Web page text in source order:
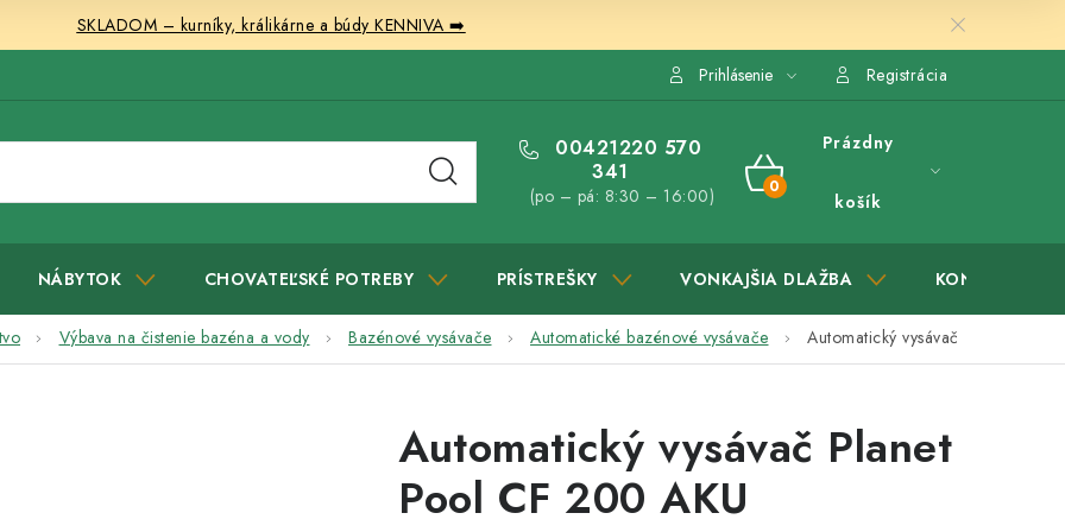
SKLADOM – kurníky, králikárne a búdy KENNIVA ➡️
Prihlásenie Registrácia
00421220 570
341
(po – pá: 8:30 – 16:00)
NÁKUPNÝ
Prázdny
košík
NÁBYTOK CHOVATEĽSKÉ POTREBY PRÍSTREŠKY VONKAJŠIA DLAŽBA KONTAKTY
Výbava na čistenie bazéna a vody Bazénové vysávače Automatické bazénové vysávače
Automatický vysávač
Automatický vysávač Planet
Pool CF 200 AKU